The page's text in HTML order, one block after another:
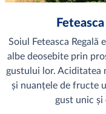
Soiul Feteasca Regală
albe deosebite prin
gustului lor. Aciditatea
și nuanțele de fructe
gust unic și